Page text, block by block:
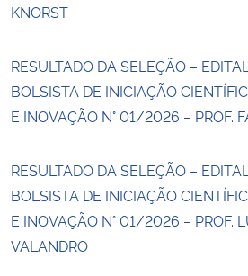
KNORST
RESULTADO DA SELEÇÃO –
BOLSISTA DE INICIAÇÃO
E INOVAÇÃO N° 01/2026 – PROF.
RESULTADO DA SELEÇÃO –
BOLSISTA DE INICIAÇÃO
E INOVAÇÃO N° 01/2026 – PROF.
VALANDRO